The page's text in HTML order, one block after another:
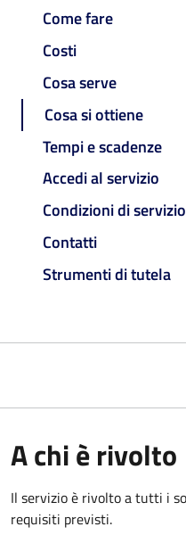
Come fare
Costi
Cosa serve
Cosa si ottiene
Tempi e scadenze
Accedi al servizio
Condizioni di servizio
Contatti
Strumenti di tutela
A chi è rivolto
Il servizio è rivolto a tutti i
requisiti previsti.